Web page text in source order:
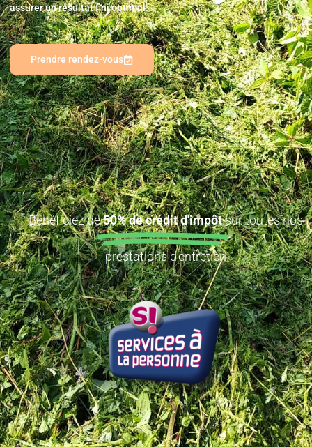
assurer un résultat fini optimal.
Prendre rendez-vous
Bénéficiez de50% de crédit d'impôtsur toutes nos
prestations d'entretien